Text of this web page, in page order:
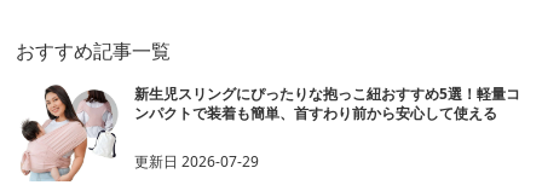
おすすめ記事一覧
新生児スリングにぴったりな抱っこ紐おすすめ5選！軽量コ
ンパクトで装着も簡単、首すわり前から安心して使える
更新日2026-07-29